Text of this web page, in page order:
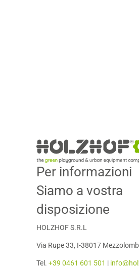
Per informazioni
Siamo a vostra
disposizione
HOLZHOF S.R.L
Via Rupe 33, I-38017
Tel. +39 0461 601 501 |